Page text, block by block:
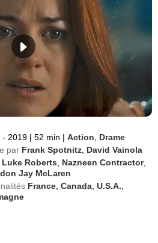
- 2019 | 52 min | Action
Drame
par Frank Spotnitz David Vainola
Luke Roberts Nazneen Contractor,
Jay McLaren
France ,Canada ,U.S.A.